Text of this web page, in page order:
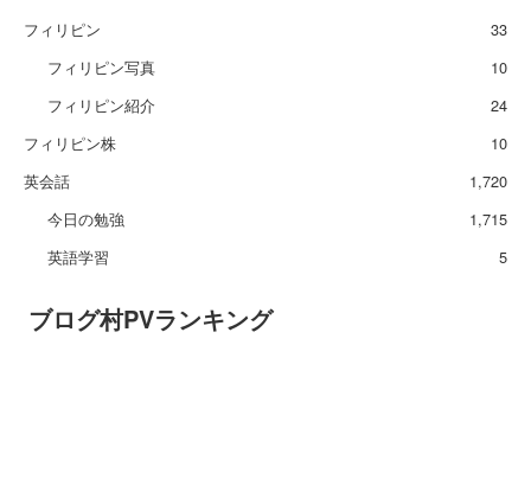
フィリピン
33
フィリピン写真
10
フィリピン紹介
24
フィリピン株
10
英会話
1,720
今日の勉強
1,715
英語学習
5
ブログ村PVランキング